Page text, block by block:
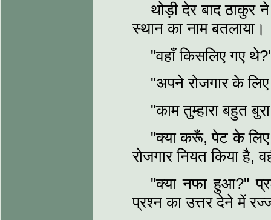
थोड़ी देर बाद
स्थान का नाम बतलाया।
"वहाँ किसलिए गए
"अपने रोजगार के
"काम तुम्हारा बहुत
"क्या करूँ, पेट के लिए
रोजगार नियत किया है,
"क्या नफा हुआ?"
प्रश्न का उत्तर देने में